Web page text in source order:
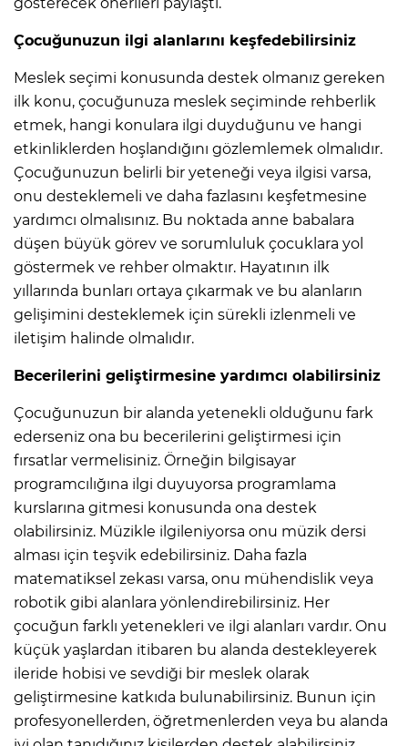
Çocuğunuzun ilgi alanlarını keşfedebilirsiniz
Meslek seçimi konusunda destek olmanız gereken
ilk konu, çocuğunuza meslek seçiminde rehberlik
etmek, hangi konulara ilgi duyduğunu ve hangi
etkinliklerden hoşlandığını gözlemlemek olmalıdır.
Çocuğunuzun belirli bir yeteneği veya ilgisi varsa,
onu desteklemeli ve daha fazlasını keşfetmesine
yardımcı olmalısınız. Bu noktada anne babalara
düşen büyük görev ve sorumluluk çocuklara yol
göstermek ve rehber olmaktır. Hayatının ilk
yıllarında bunları ortaya çıkarmak ve bu alanların
gelişimini desteklemek için sürekli izlenmeli ve
iletişim halinde olmalıdır.
Becerilerini geliştirmesine yardımcı olabilirsiniz
Çocuğunuzun bir alanda yetenekli olduğunu fark
ederseniz ona bu becerilerini geliştirmesi için
fırsatlar vermelisiniz. Örneğin bilgisayar
programcılığına ilgi duyuyorsa programlama
kurslarına gitmesi konusunda ona destek
olabilirsiniz. Müzikle ilgileniyorsa onu müzik dersi
alması için teşvik edebilirsiniz. Daha fazla
matematiksel zekası varsa, onu mühendislik veya
robotik gibi alanlara yönlendirebilirsiniz. Her
çocuğun farklı yetenekleri ve ilgi alanları vardır. Onu
küçük yaşlardan itibaren bu alanda destekleyerek
ileride hobisi ve sevdiği bir meslek olarak
geliştirmesine katkıda bulunabilirsiniz. Bunun için
profesyonellerden, öğretmenlerden veya bu alanda